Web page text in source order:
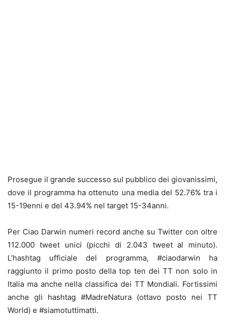
Prosegue il grande successo sul pubblico dei giovanissimi,
dove il programma ha ottenuto una media del 52.76% tra i
15-19enni e del 43.94% nel target 15-34anni.
Per Ciao Darwin numeri record anche su Twitter con oltre
112.000 tweet unici (picchi di 2.043 tweet al minuto).
L’hashtag ufficiale del programma, #ciaodarwin ha
raggiunto il primo posto della top ten dei TT non solo in
Italia ma anche nella classifica dei TT Mondiali. Fortissimi
anche gli hashtag #MadreNatura (ottavo posto nei TT
World) e #siamotuttimatti.